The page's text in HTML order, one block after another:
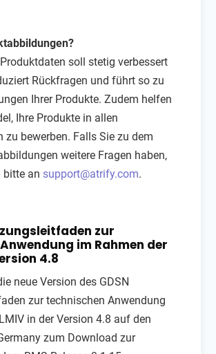
soll stetig verbessert
Rückfragen und führt so zu
Ihrer Produkte. Zudem helfen
Ihre Produkte in allen
zu bewerben. Falls Sie zu dem
weitere Fragen haben,
bitte an support@atrify.com.
zur
im Rahmen der
4.8
neue Version des GDSN
zur technischen Anwendung
in der Version 4.8 auf den
zum Download zur